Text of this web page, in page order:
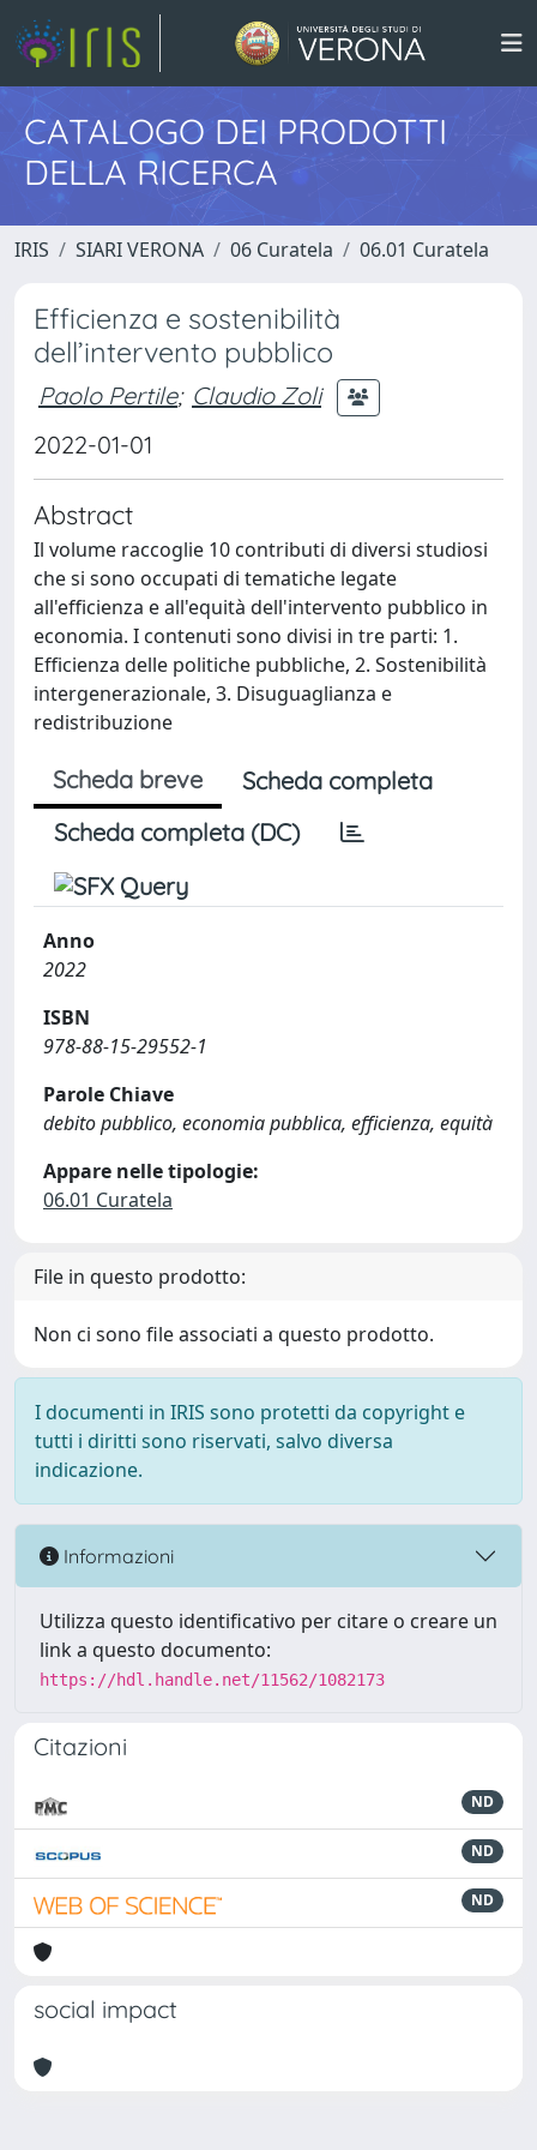
CATALOGO DEI PRODOTTI
DELLA RICERCA
IRIS SIARI VERONA 06 Curatela 06.01 Curatela
Efficienza e sostenibilità
dell’intervento pubblico
Paolo Pertile; Claudio Zoli
2022-01-01
Abstract
Il volume raccoglie 10 contributi di diversi studiosi
che si sono occupati di tematiche legate
all'efficienza e all'equità dell'intervento pubblico in
economia. I contenuti sono divisi in tre parti: 1.
Efficienza delle politiche pubbliche, 2. Sostenibilità
intergenerazionale, 3. Disuguaglianza e
redistribuzione
Scheda breve
Scheda completa
Scheda completa (DC)
Anno
2022
ISBN
978-88-15-29552-1
Parole Chiave
debito pubblico, economia pubblica, efficienza, equità
Appare nelle tipologie:
06.01 Curatela
File in questo prodotto:
Non ci sono file associati a questo prodotto.
I documenti in IRIS sono protetti da copyright e
tutti i diritti sono riservati, salvo diversa
indicazione.
Informazioni
Utilizza questo identificativo per citare o creare un
link a questo documento:
https://hdl.handle.net/11562/1082173
Citazioni
ND
ND
ND
social impact